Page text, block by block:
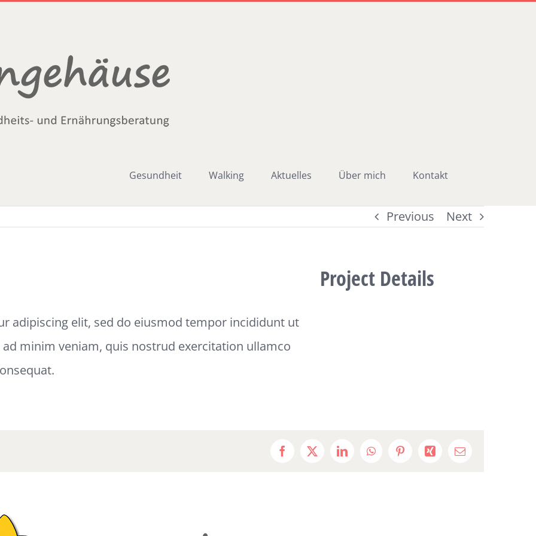
Gesundheit Walking Aktuelles Über mich Kontakt
Previous Next
adipiscing elit, sed do eiusmod tempor incididunt ut
minim veniam, quis nostrud exercitation ullamco
Project Details
Facebook
X LinkedInWhatsAppPinterestXing
E-